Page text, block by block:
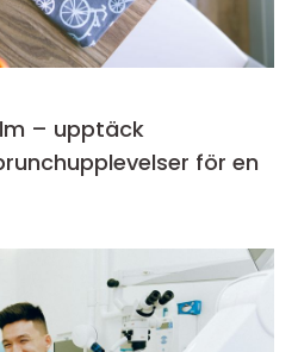
– upptäck
för en